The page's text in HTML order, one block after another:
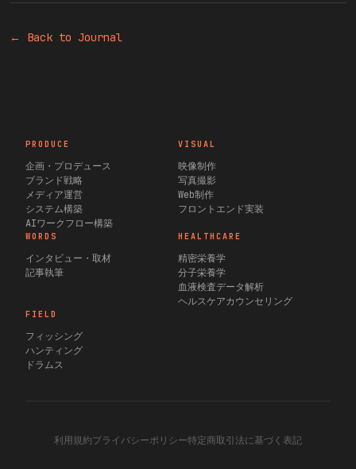
← Back to Journal
PRODUCE
企画・プロデュース
ブランド戦略
メディア運営
システム構築
AIワークフロー構築
VISUAL
映像制作
写真撮影
Web制作
フロントエンド実装
WORDS
インタビュー・取材
記事執筆
HEALTHCARE
精密栄養学
分子栄養学
血液検査データ解析
ヘルスケアカウンセリング
FIELD
フィッシング
ハンティング
ドラムス
利用規約プライバシーポリシー特定商取引法に基づく表記